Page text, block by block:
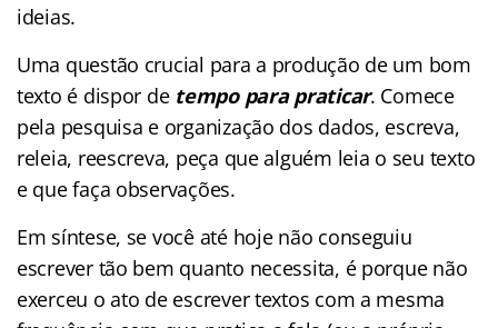
ideias.
Uma questão crucial para a produção de um bom
texto é dispor de tempo para praticar. Comece
pela pesquisa e organização dos dados, escreva,
releia, reescreva, peça que alguém leia o seu texto
e que faça observações.
Em síntese, se você até hoje não conseguiu
escrever tão bem quanto necessita, é porque não
exerceu o ato de escrever textos com a mesma